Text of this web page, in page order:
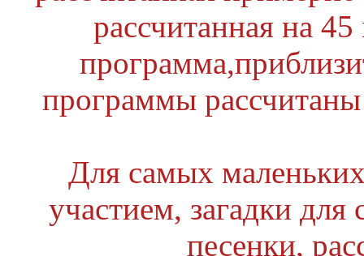
рассчитанная на
программы
Для самых
участием, загадки
песенки,